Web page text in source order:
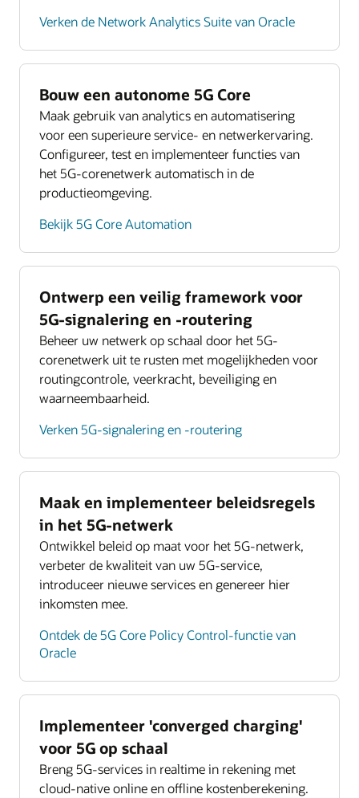
Verken de Network Analytics Suite van Oracle
Bouw een autonome 5G Core
Maak gebruik van analytics en automatisering
voor een superieure service- en netwerkervaring.
Configureer, test en implementeer functies van
het 5G-corenetwerk automatisch in de
productieomgeving.
Bekijk 5G Core Automation
Ontwerp een veilig framework voor
5G-signalering en -routering
Beheer uw netwerk op schaal door het 5G-
corenetwerk uit te rusten met mogelijkheden voor
routingcontrole, veerkracht, beveiliging en
waarneembaarheid.
Verken 5G-signalering en -routering
Maak en implementeer beleidsregels
in het 5G-netwerk
Ontwikkel beleid op maat voor het 5G-netwerk,
verbeter de kwaliteit van uw 5G-service,
introduceer nieuwe services en genereer hier
inkomsten mee.
Ontdek de 5G Core Policy Control-functie van
Oracle
Implementeer 'converged charging'
voor 5G op schaal
Breng 5G-services in realtime in rekening met
cloud-native online en offline kostenberekening.